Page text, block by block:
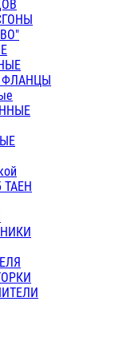
ФЛАНЦЫ
ТАЕН